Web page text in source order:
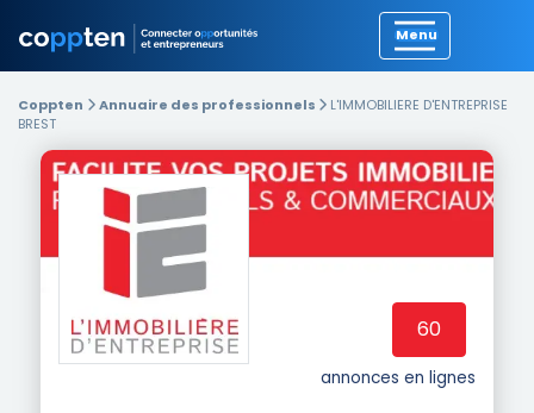
Coppten Annuaire des professionnels
L'IMMOBILIERE D'ENTREPRISE
BREST
60
annonces en lignes